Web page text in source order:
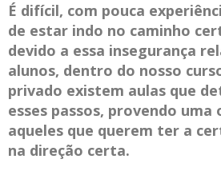
É difícil, com pouca
de estar indo no caminho
devido a essa insegurança
alunos, dentro do nosso
privado existem aulas que
esses passos, provendo
aqueles que querem ter a
na direção certa.